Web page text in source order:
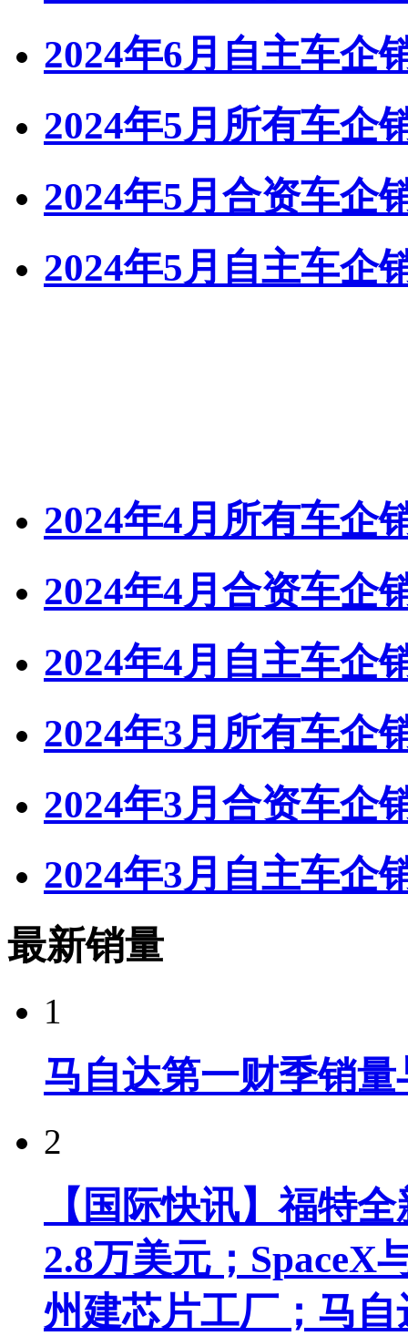
2024年6月自主车企
2024年5月所有车企
2024年5月合资车企
2024年5月自主车企
2024年4月所有车企
2024年4月合资车企
2024年4月自主车企
2024年3月所有车企
2024年3月合资车企
2024年3月自主车企
最新销量
1
马自达第一财季销
2
【国际快讯】福特
2.8万美元；SpaceX
州建芯片工厂；马